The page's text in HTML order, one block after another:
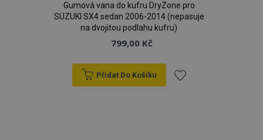
Gumová vana do kufru DryZone pro
SUZUKI SX4 sedan 2006-2014 (nepasuje
na dvojitou podlahu kufru)
799,00 Kč
Přidat Do Košíku